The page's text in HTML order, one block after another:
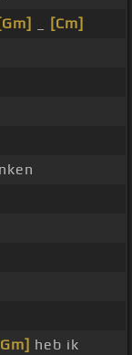
[Gm]
[Cm]
heb ik